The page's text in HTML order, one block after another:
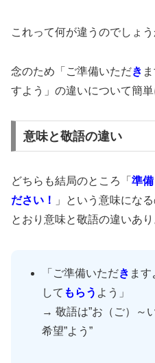
これって何が違うのでしょう
念のため「ご準備いただき
すよう」の違いについて簡単
意味と敬語の違い
どちらも結局のところ「 準備
ださい！
」という意味にな
とおり意味と敬語の違いあり
「ご準備いただき ま
して もらう よう」
→ 敬語は”お（ご）～
希望”よう”